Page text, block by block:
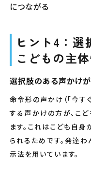
につながる
ヒント4：
こどもの主
選択肢のある声かけ
命令形の声かけ（「今す
する声かけの方が、こ
ます。これはこども自身
られるためです。発達
示法を用いています。